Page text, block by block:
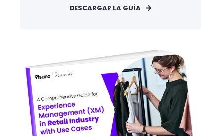
DESCARGAR LA GUÍA